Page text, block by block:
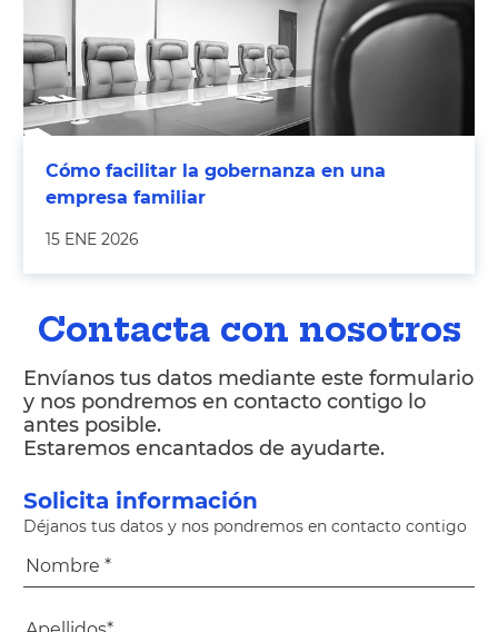
Cómo facilitar la gobernanza en una
empresa familiar
15 ENE 2026
Contacta con nosotros
Envíanos tus datos mediante este formulario
y nos pondremos en contacto contigo lo
antes posible.
Estaremos encantados de ayudarte.
Solicita información
Déjanos tus datos y nos pondremos en contacto contigo